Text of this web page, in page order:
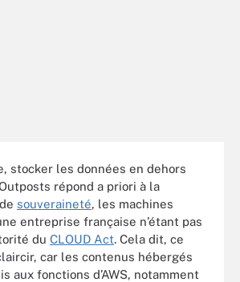
stocker les données en dehors
répond a priori à la
souveraineté, les machines
entreprise française n’étant pas
du CLOUD Act. Cela dit, ce
car les contenus hébergés
aux fonctions d’AWS, notamment